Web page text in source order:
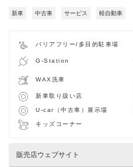
新車 中古車 サービス 軽自動車
バリアフリー/多目的駐車場
G-Station
WAX洗車
新車取り扱い店
U-car（中古車）展示場
キッズコーナー
販売店ウェブサイト